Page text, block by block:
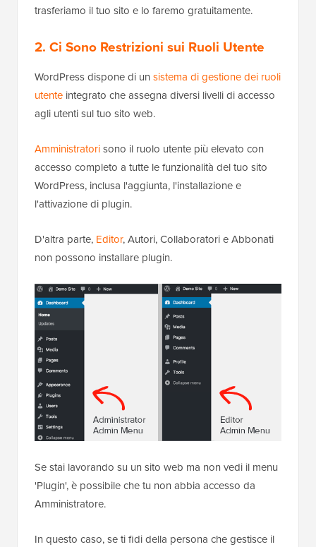
trasferiamo il tuo sito e lo faremo gratuitamente.
2. Ci Sono Restrizioni sui Ruoli Utente
WordPress dispone di un sistema di gestione dei ruoli
utente integrato che assegna diversi livelli di accesso
agli utenti sul tuo sito web.
Amministratorisono il ruolo utente più elevato con
accesso completo a tutte le funzionalità del tuo sito
WordPress, inclusa l'aggiunta, l'installazione e
l'attivazione di plugin.
D'altra parte, Editor, Autori, Collaboratori e Abbonati
non possono installare plugin.
Se stai lavorando su un sito web ma non vedi il menu
'Plugin', è possibile che tu non abbia accesso da
Amministratore.
In questo caso, se ti fidi della persona che gestisce il